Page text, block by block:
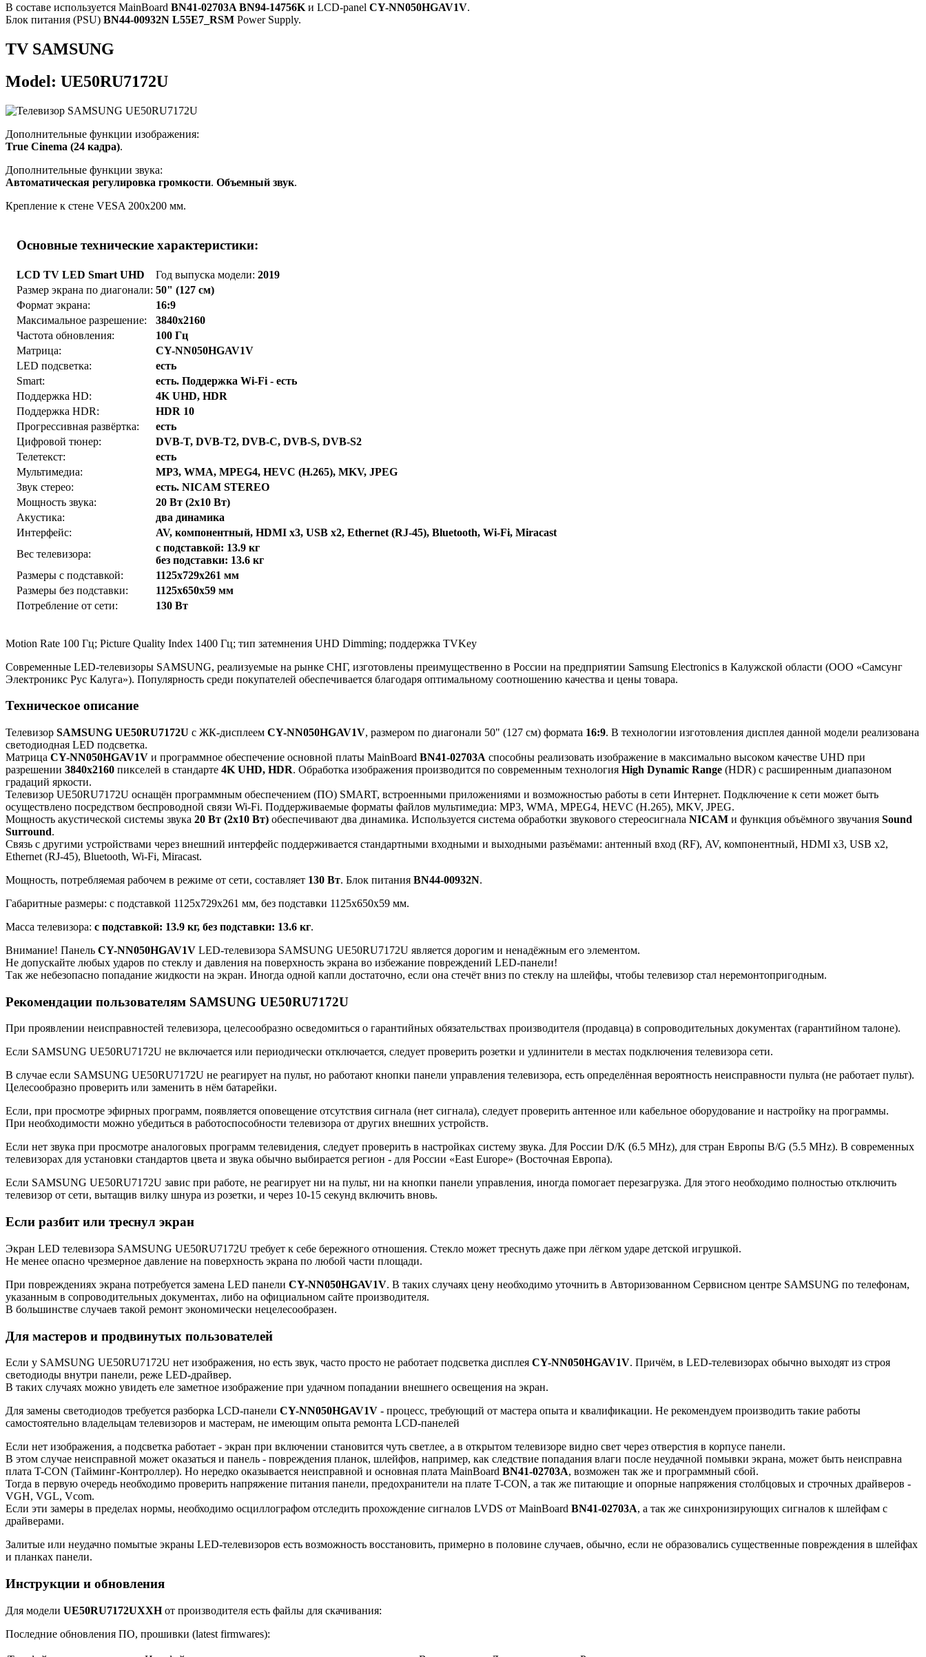
В составе используется MainBoard BN41-02703A BN94-14756K и LCD-panel CY-NN050HGAV1V.
Блок питания (PSU) BN44-00932N L55E7_RSM Power Supply.
TV SAMSUNG
Model: UE50RU7172U
Дополнительные функции изображения:
True Cinema (24 кадра).
Дополнительные функции звука:
Автоматическая регулировка громкости. Объемный звук.
Крепление к стене VESA 200x200 мм.
Основные технические характеристики:
LCD TV LED Smart UHD Год выпуска модели:2019
Размер экрана по диагонали: 50" (127 см)
Формат экрана:
16:9
Максимальное разрешение:
3840x2160
Частота обновления:
100 Гц
Матрица:
CY-NN050HGAV1V
LED подсветка:
есть
Smart:
есть. Поддержка Wi-Fi - есть
Поддержка HD:
4K UHD, HDR
Поддержка HDR:
HDR 10
Прогрессивная развёртка:
есть
Цифровой тюнер:
DVB-T, DVB-T2, DVB-C, DVB-S, DVB-S2
Телетекст:
есть
Мультимедиа:
MP3, WMA, MPEG4, HEVC (H.265), MKV, JPEG
Звук стерео:
есть. NICAM STEREO
Мощность звука:
20 Вт (2х10 Вт)
Акустика:
два динамика
Интерфейс:
AV, компонентный, HDMI x3, USB x2, Ethernet (RJ-45), Bluetooth, Wi-Fi, Miracast
Вес телевизора:
с подставкой: 13.9 кг
без подставки: 13.6 кг
Размеры с подставкой:
1125x729x261 мм
Размеры без подставки:
1125x650x59 мм
Потребление от сети:
130 Вт
Motion Rate 100 Гц; Picture Quality Index 1400 Гц; тип затемнения UHD Dimming; поддержка TVKey
Современные LED-телевизоры SAMSUNG, реализуемые на рынке СНГ, изготовлены преимущественно в России на предприятии Samsung Electronics в Калужской области (ООО «Самсунг
Электроникс Рус Калуга»). Популярность среди покупателей обеспечивается благодаря оптимальному соотношению качества и цены товара.
Техническое описание
Телевизор SAMSUNG UE50RU7172U с ЖК-дисплеем CY-NN050HGAV1V, размером по диагонали 50" (127 см) формата 16:9. В технологии изготовления дисплея данной модели реализована
светодиодная LED подсветка.
Матрица CY-NN050HGAV1V и программное обеспечение основной платы MainBoard BN41-02703A способны реализовать изображение в максимально высоком качестве UHD при
разрешении 3840x2160 пикселей в стандарте 4K UHD, HDR. Обработка изображения производится по современным технология High Dynamic Range (HDR) с расширенным диапазоном
градаций яркости.
Телевизор UE50RU7172U оснащён программным обеспечением (ПО) SMART, встроенными приложениями и возможностью работы в сети Интернет. Подключение к сети может быть
осуществлено посредством беспроводной связи Wi-Fi. Поддерживаемые форматы файлов мультимедиа: MP3, WMA, MPEG4, HEVC (H.265), MKV, JPEG.
Мощность акустической системы звука 20 Вт (2х10 Вт) обеспечивают два динамика. Используется система обработки звукового стереосигнала NICAM и функция объёмного звучания Sound
Surround.
Связь с другими устройствами через внешний интерфейс поддерживается стандартными входными и выходными разъёмами: антенный вход (RF), AV, компонентный, HDMI x3, USB x2,
Ethernet (RJ-45), Bluetooth, Wi-Fi, Miracast.
Мощность, потребляемая рабочем в режиме от сети, составляет 130 Вт. Блок питания BN44-00932N.
Габаритные размеры: с подставкой 1125x729x261 мм, без подставки 1125x650x59 мм.
Масса телевизора: с подставкой: 13.9 кг, без подставки: 13.6 кг.
Внимание! Панель CY-NN050HGAV1V LED-телевизора SAMSUNG UE50RU7172U является дорогим и ненадёжным его элементом.
Не допускайте любых ударов по стеклу и давления на поверхность экрана во избежание повреждений LED-панели!
Так же небезопасно попадание жидкости на экран. Иногда одной капли достаточно, если она стечёт вниз по стеклу на шлейфы, чтобы телевизор стал неремонтопригодным.
Рекомендации пользователям SAMSUNG UE50RU7172U
При проявлении неисправностей телевизора, целесообразно осведомиться о гарантийных обязательствах производителя (продавца) в сопроводительных документах (гарантийном талоне).
Если SAMSUNG UE50RU7172U не включается или периодически отключается, следует проверить розетки и удлинители в местах подключения телевизора сети.
В случае если SAMSUNG UE50RU7172U не реагирует на пульт, но работают кнопки панели управления телевизора, есть определённая вероятность неисправности пульта (не работает пульт).
Целесообразно проверить или заменить в нём батарейки.
Если, при просмотре эфирных программ, появляется оповещение отсутствия сигнала (нет сигнала), следует проверить антенное или кабельное оборудование и настройку на программы.
При необходимости можно убедиться в работоспособности телевизора от других внешних устройств.
Если нет звука при просмотре аналоговых программ телевидения, следует проверить в настройках систему звука. Для России D/K (6.5 MHz), для стран Европы B/G (5.5 MHz). В современных
телевизорах для установки стандартов цвета и звука обычно выбирается регион - для России «East Europe» (Восточная Европа).
Если SAMSUNG UE50RU7172U завис при работе, не реагирует ни на пульт, ни на кнопки панели управления, иногда помогает перезагрузка. Для этого необходимо полностью отключить
телевизор от сети, вытащив вилку шнура из розетки, и через 10-15 секунд включить вновь.
Если разбит или треснул экран
Экран LED телевизора SAMSUNG UE50RU7172U требует к себе бережного отношения. Стекло может треснуть даже при лёгком ударе детской игрушкой.
Не менее опасно чрезмерное давление на поверхность экрана по любой части площади.
При повреждениях экрана потребуется замена LED панели CY-NN050HGAV1V. В таких случаях цену необходимо уточнить в Авторизованном Сервисном центре SAMSUNG по телефонам,
указанным в сопроводительных документах, либо на официальном сайте производителя.
В большинстве случаев такой ремонт экономически нецелесообразен.
Для мастеров и продвинутых пользователей
Если у SAMSUNG UE50RU7172U нет изображения, но есть звук, часто просто не работает подсветка дисплея CY-NN050HGAV1V. Причём, в LED-телевизорах обычно выходят из строя
светодиоды внутри панели, реже LED-драйвер.
В таких случаях можно увидеть еле заметное изображение при удачном попадании внешнего освещения на экран.
Для замены светодиодов требуется разборка LCD-панели CY-NN050HGAV1V - процесс, требующий от мастера опыта и квалификации. Не рекомендуем производить такие работы
самостоятельно владельцам телевизоров и мастерам, не имеющим опыта ремонта LCD-панелей
Если нет изображения, а подсветка работает - экран при включении становится чуть светлее, а в открытом телевизоре видно свет через отверстия в корпусе панели.
В этом случае неисправной может оказаться и панель - повреждения планок, шлейфов, например, как следствие попадания влаги после неудачной помывки экрана, может быть неисправна
плата T-CON (Тайминг-Контроллер). Но нередко оказывается неисправной и основная плата MainBoard BN41-02703A, возможен так же и программный сбой.
Тогда в первую очередь необходимо проверить напряжение питания панели, предохранители на плате T-CON, а так же питающие и опорные напряжения столбцовых и строчных драйверов -
VGH, VGL, Vcom.
Если эти замеры в пределах нормы, необходимо осциллографом отследить прохождение сигналов LVDS от MainBoard BN41-02703A, а так же синхронизирующих сигналов к шлейфам с
драйверами.
Залитые или неудачно помытые экраны LED-телевизоров есть возможность восстановить, примерно в половине случаев, обычно, если не образовались существенные повреждения в шлейфах
и планках панели.
Инструкции и обновления
Для модели UE50RU7172UXXHот производителя есть файлы для скачивания:
Последние обновления ПО, прошивки (latest firmwares):